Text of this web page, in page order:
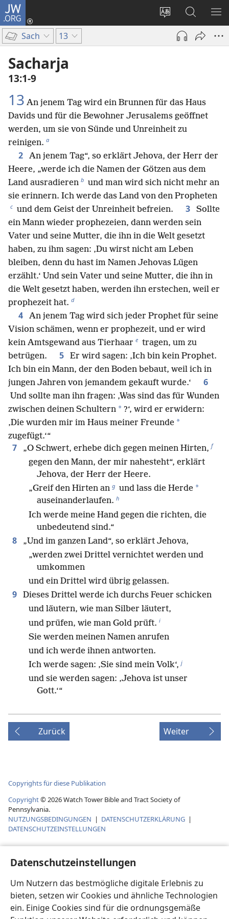
Datenschutzeinstellungen
Um Nutzern das bestmögliche digitale Erlebnis zu
bieten, setzen wir Cookies und ähnliche Technologien
ein. Einige Cookies sind für die ordnungsgemäße
JW.ORG
Websitesprache
ändern
Anmelden
(öffnet
Fenster)
Suche
Sach 13
Sacharja
13:1-9
13 An jenem Tag wird ein Brunnen für das Haus
Davids und für die Bewohner Jerusalems geöffnet
werden, um sie von Sünde und Unreinheit zu
reinigen. a
2
An jenem Tag“, so erklärt Jehova, der Herr der
Heere, „werde ich die Namen der Götzen aus dem
Land ausradieren b und man wird sich nicht mehr an
sie erinnern. Ich werde das Land von den Propheten
c und dem Geist der Unreinheit befreien. 3
Sollte
ein Mann wieder prophezeien, dann werden sein
Vater und seine Mutter, die ihn in die Welt gesetzt
haben, zu ihm sagen: ‚Du wirst nicht am Leben
bleiben, denn du hast im Namen Jehovas Lügen
erzählt.‘ Und sein Vater und seine Mutter, die ihn in
die Welt gesetzt haben, werden ihn erstechen, weil er
prophezeit hat. d
4
An jenem Tag wird sich jeder Prophet für seine
Vision schämen, wenn er prophezeit, und er wird
kein Amtsgewand aus Tierhaar e tragen, um zu
betrügen.
5
Er wird sagen: ‚Ich bin kein Prophet.
Ich bin ein Mann, der den Boden bebaut, weil ich in
jungen Jahren von jemandem gekauft wurde.‘
6
Und sollte man ihn fragen: ‚Was sind das für Wunden
zwischen deinen Schultern * ?‘, wird er erwidern:
‚Die wurden mir im Haus meiner Freunde *
zugefügt.‘“
7 „O Schwert, erhebe dich gegen meinen Hirten, f
gegen den Mann, der mir nahesteht“, erklärt
Jehova, der Herr der Heere.
„Greif den Hirten an g und lass die Herde *
auseinanderlaufen. h
Ich werde meine Hand gegen die richten, die
unbedeutend sind.“
8
„Und im ganzen Land“, so erklärt Jehova,
„werden zwei Drittel vernichtet werden und
umkommen
und ein Drittel wird übrig gelassen.
9
Dieses Drittel werde ich durchs Feuer schicken
und läutern, wie man Silber läutert,
und prüfen, wie man Gold prüft. i
Sie werden meinen Namen anrufen
und ich werde ihnen antworten.
Ich werde sagen: ‚Sie sind mein Volk‘, j
und sie werden sagen: ‚Jehova ist unser
Gott.‘“
Zurück Weiter
Copyrights für diese Publikation
Copyright©2026Watch Tower Bible and Tract Society of
Pennsylvania.
NUTZUNGSBEDINGUNGEN | DATENSCHUTZERKLÄRUNG |
DATENSCHUTZEINSTELLUNGEN